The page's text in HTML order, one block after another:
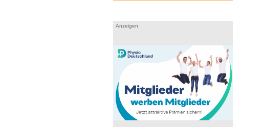
Anzeigen